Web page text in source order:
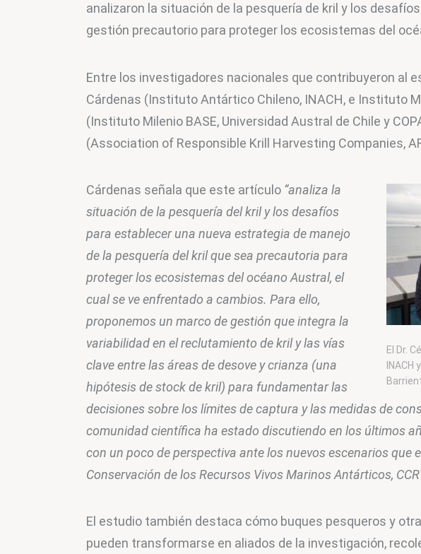
analizaron la situación de la pesquería de kril y los
gestión precautorio para proteger los ecosistemas del
Entre los investigadores nacionales que contribuyeron al
Cárdenas (Instituto Antártico Chileno, INACH, e Instituto
(Instituto Milenio BASE, Universidad Austral de Chile y
(Association of Responsible Krill Harvesting Companies,
El Dr.
Cárdenas señala que este artículo “analiza la
situación de la pesquería del kril y los desafíos
para establecer una nueva estrategia de manejo
de la pesquería del kril que sea precautoria para
proteger los ecosistemas del océano Austral, el
cual se ve enfrentado a cambios. Para ello,
proponemos un marco de gestión que integra la
variabilidad en el reclutamiento de kril y las vías
clave entre las áreas de desove y crianza (una
hipótesis de stock de kril) para fundamentar las
decisiones sobre los límites de captura y las medidas de
comunidad científica ha estado discutiendo en los últimos
con un poco de perspectiva ante los nuevos escenarios que
Conservación de los Recursos Vivos Marinos Antárticos,
El estudio también destaca cómo buques pesqueros y
pueden transformarse en aliados de la investigación,